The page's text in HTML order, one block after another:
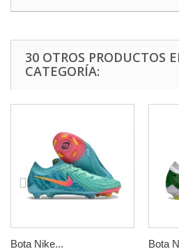
30 OTROS PRODUCTOS
CATEGORÍA:
Bota Nike... Bota